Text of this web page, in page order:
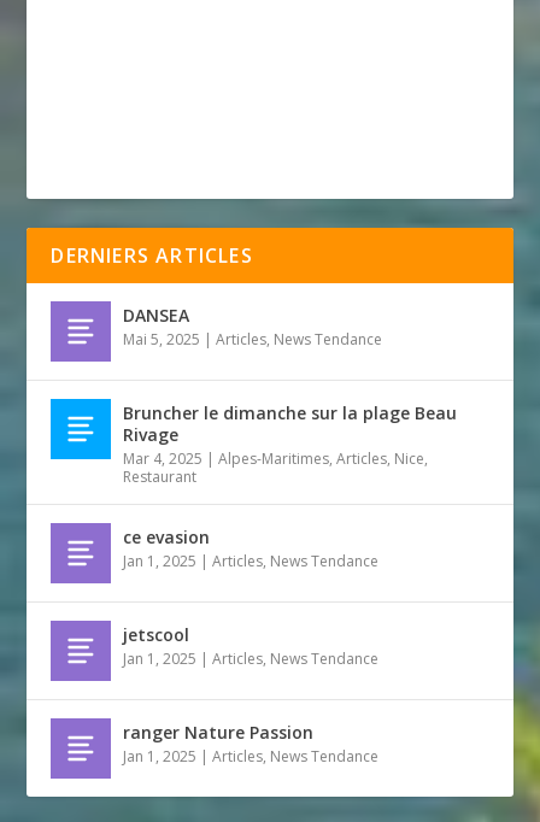
DERNIERS ARTICLES
DANSEA
Mai 5, 2025 |Articles, News Tendance
Bruncher le dimanche sur la plage Beau
Rivage
Mar 4, 2025 |Alpes-Maritimes,Articles, Nice,
Restaurant
ce evasion
Jan 1, 2025 |Articles, News Tendance
jetscool
Jan 1, 2025 |Articles, News Tendance
ranger Nature Passion
Jan 1, 2025 |Articles, News Tendance